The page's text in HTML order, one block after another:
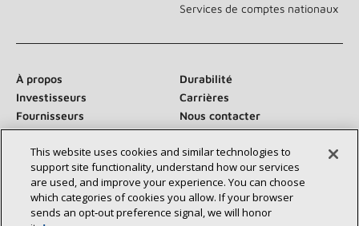
Services de comptes nationaux
À propos
Durabilité
Investisseurs
Carrières
Fournisseurs
Nous contacter
Salle de presse
Communiquez avec nous :
This website uses cookies and similar technologies to
support site functionality, understand how our services
are used, and improve your experience. You can choose
which categories of cookies you allow. If your browser
sends an opt‑out preference signal, we will honor